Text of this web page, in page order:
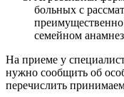
больных с
семейном
На приеме у
нужно сообщить об
перечислить